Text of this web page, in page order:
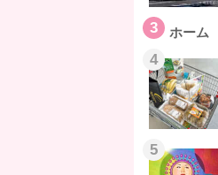
3 ホーム
4
5